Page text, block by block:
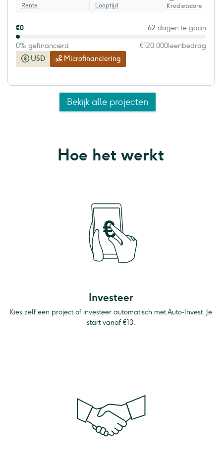
Rente
Looptijd
Kredietscore
USD Microfinanciering
€0 62 dagen te gaan
0% gefinancierd €120.000leenbedrag
Bekijk alle projecten
Hoe het werkt
Investeer
Kies zelf een project of investeer automatisch met Auto-Invest. Je
start vanaf €10.